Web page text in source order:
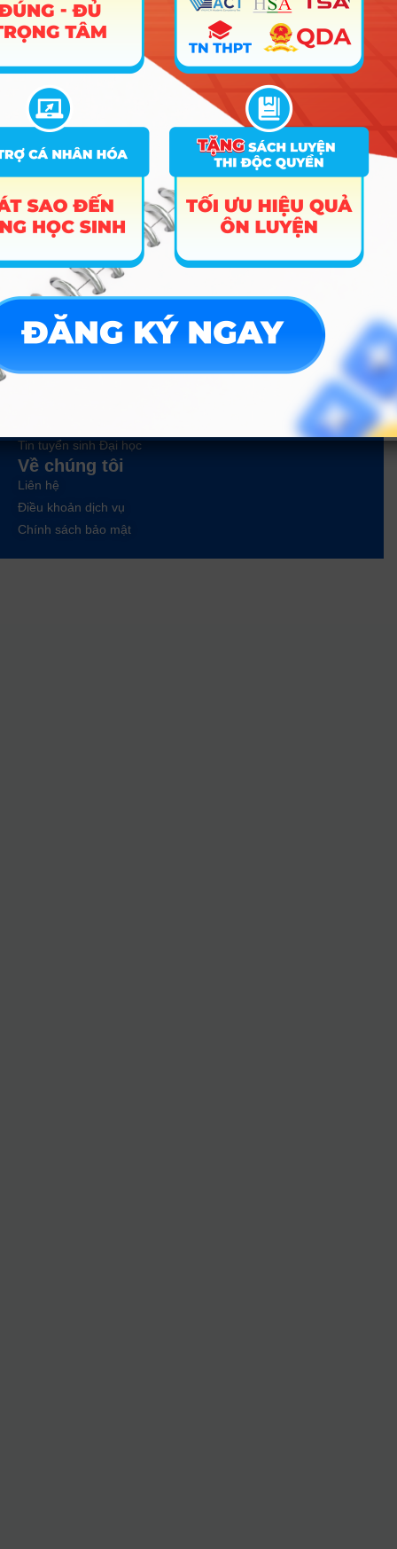
Hướng nghiệp
HOCMAI
ĐĂNG KÝ NGAY
Công cụ
Trắc nghiệm MBTI
Tra cứu đề án tuyển sinh
Tin tuyển sinh Đại học
Về chúng tôi
Liên hệ
Điều khoản dịch vụ
Chính sách bảo mật